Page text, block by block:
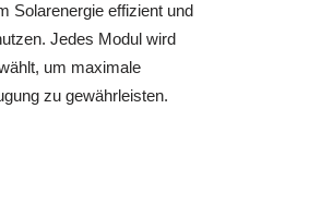
Solarenergie effizient und
Jedes Modul wird
um maximale
zu gewährleisten.